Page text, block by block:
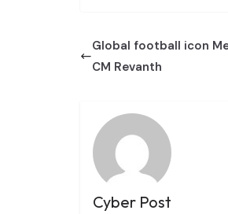
Global football icon
CM Revanth
Cyber Post